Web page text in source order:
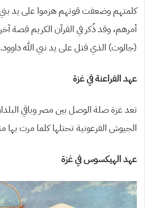
كلمتهم وضعفت قوتهم هزموا على يد بني
أمرهم، وقد ذُكر في القرآن الكريم قصة
(جالوت) الذي قتل على يد نبي الله داوود.
عهد الفراعنة في غزة
تعد غزة صلة الوصل بين مصر وباقي
الجيوش الفرعونية تحتلها كلما مرت بها
عهد الهيكسوس في غزة